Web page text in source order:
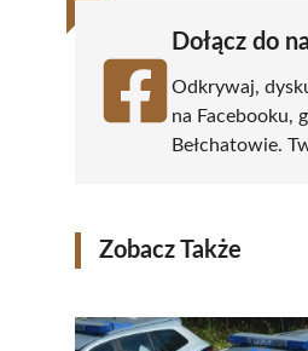
Dołącz do
Odkrywaj,
na Facebooku,
Bełchatowie.
Zobacz Także